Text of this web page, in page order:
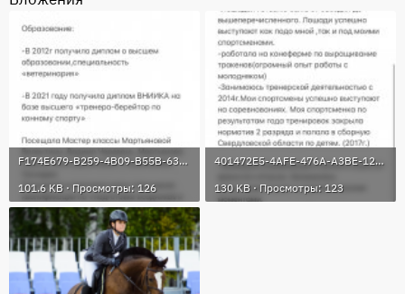
F174E679-B259-4B09-B55B-635326E05EE7.jpeg
101.6 KB · Просмотры: 126
401472E5-4AFE-476A-A3BE-12336E3BC624.jpeg
130 KB · Просмотры: 123